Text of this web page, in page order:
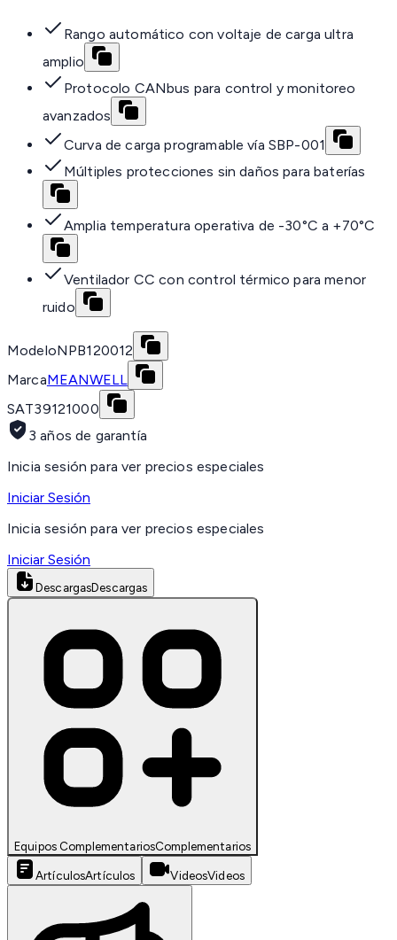
Rango automático con voltaje de carga ultra
amplio
Protocolo CANbus para control y monitoreo
avanzados
Curva de carga programable vía SBP-001
Múltiples protecciones sin daños para baterías
Amplia temperatura operativa de -30°C a +70°C
Ventilador CC con control térmico para menor
ruido
ModeloNPB120012
MarcaMEANWELL
SAT39121000
3 años de garantía
Inicia sesión para ver precios especiales
Iniciar Sesión
Inicia sesión para ver precios especiales
Iniciar Sesión
DescargasDescargas
Equipos ComplementariosComplementarios
ArtículosArtículos VideosVideos